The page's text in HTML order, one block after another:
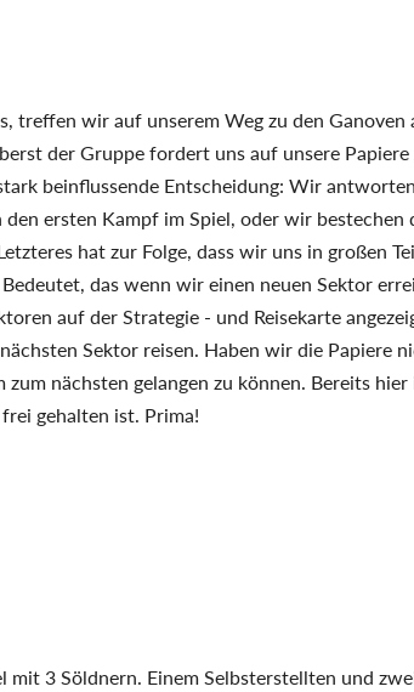
treffen wir auf unserem Weg zu den Ganoven
der Gruppe fordert uns auf unsere
beinflussende Entscheidung: Wir
ersten Kampf im Spiel, oder wir
hat zur Folge, dass wir uns in großen
das wenn wir einen neuen Sektor
auf der Strategie - und Reisekarte
Sektor reisen. Haben wir die Papiere
nächsten gelangen zu können. Bereits
gehalten ist. Prima!
mit 3 Söldnern. Einem Selbsterstellten und